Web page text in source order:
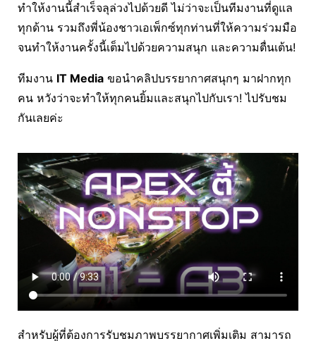
ทำให้งานนี้สำเร็จลุล่วงไปด้วยดี ไม่ว่าจะเป็นทีมงานที่ดูแล
ทุกด้าน รวมถึงพี่น้องชาวเอเพ็กซ์ทุกท่านที่ให้ความร่วมมือ
จนทำให้งานครั้งนี้เต็มไปด้วยความสนุก และความตื่นเต้น!
ทีมงาน IT Media ขอนำคลิปบรรยากาศสนุกๆ มาฝากทุก
คน หวังว่าจะทำให้ทุกคนยิ้มและสนุกไปกับเรา! ไปรับชม
กันเลยค่ะ
สำหรับผู้ที่ต้องการรับชมภาพบรรยากาศเพิ่มเติม สามารถ